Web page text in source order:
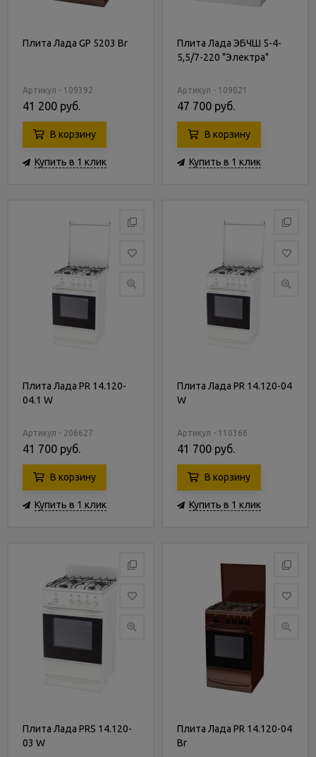
Плита Лада GP 5203 Br
Артикул - 109392
41 200 руб.
В корзину
Купить в 1 клик
Плита Лада ЭБЧШ 5-4-
5,5/7-220 "Электра"
Артикул - 109021
47 700 руб.
В корзину
Купить в 1 клик
Плита Лада PR 14.120-
04.1 W
Артикул - 206627
41 700 руб.
В корзину
Купить в 1 клик
Плита Лада PR 14.120-04
W
Артикул - 110366
41 700 руб.
В корзину
Купить в 1 клик
Плита Лада PRS 14.120-
03 W
Плита Лада PR 14.120-04
Br